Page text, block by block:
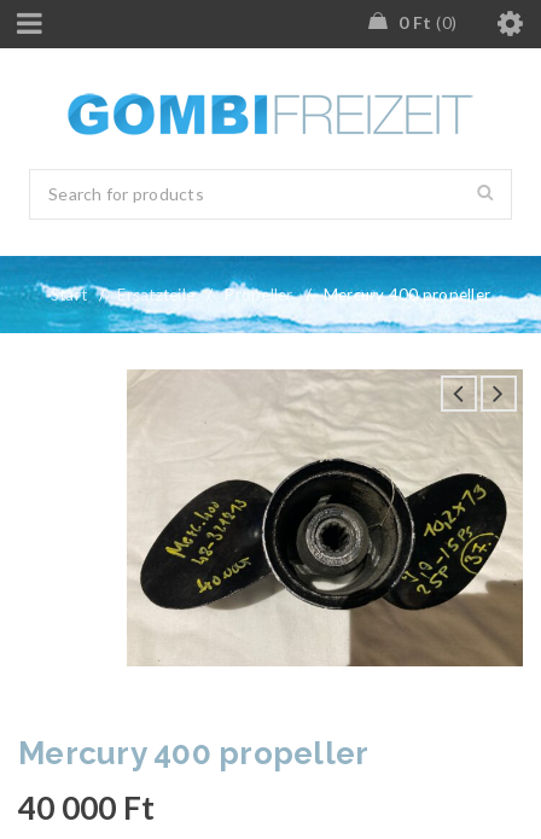
0 Ft 0
Start / Ersatzteile / Propeller / Mercury 400 propeller
Mercury 400 propeller
40 000 Ft